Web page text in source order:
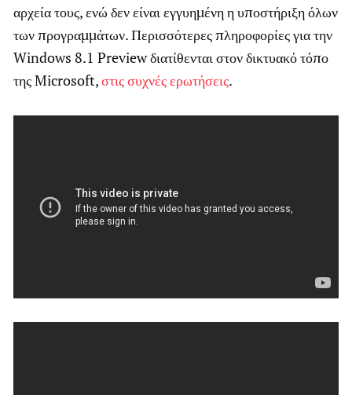
αρχεία τους, ενώ δεν είναι εγγυημένη η υποστήριξη όλων
των προγραμμάτων. Περισσότερες πληροφορίες για την
Windows 8.1 Preview διατίθενται στον δικτυακό τόπο
της Microsoft,στις συχνές ερωτήσεις.